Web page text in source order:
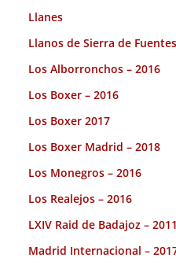
Llanes
Llanos de Sierra de
Los Alborronchos – 2016
Los Boxer – 2016
Los Boxer 2017
Los Boxer Madrid – 2018
Los Monegros – 2016
Los Realejos – 2016
LXIV Raid de Badajoz – 2011
Madrid Internacional –